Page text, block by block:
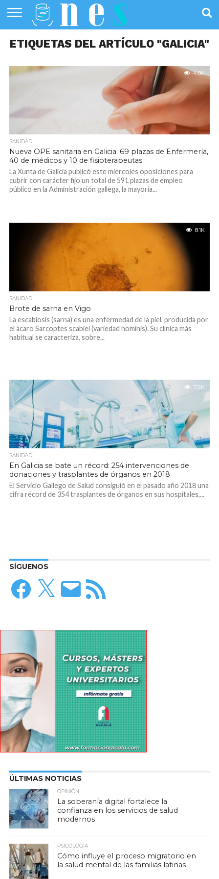
PÚBLICA
SANIDAD
INVESTIGACIÓN
ENTREVISTAS
PROFESIONALES
DE LA SALUD
INFOGRAFÍAS
DE SALUD
OPINIÓN
ETIQUETAS DEL ARTÍCULO "GALICIA"
4.0K
SANIDAD
Nueva OPE sanitaria en Galicia: 69 plazas de Enfermería,
40 de médicos y 10 de fisioterapeutas
La Xunta de Galicia publicó este miércoles oposiciones para
cubrir con carácter fijo un total de 591 plazas de empleo
público en la Administración gallega, la mayoría...
8.1K
SANIDAD
Brote de sarna en Vigo
La escabiosis (sarna) es una enfermedad de la piel, producida por
el ácaro Sarcoptes scabiei (variedad hominis). Su clínica más
habitual se caracteriza, sobre...
7.2K
SANIDAD
En Galicia se bate un récord: 254 intervenciones de
donaciones y trasplantes de órganos en 2018
El Servicio Gallego de Salud consiguió en el pasado año 2018 una
cifra récord de 354 trasplantes de órganos en sus hospitales,...
SÍGUENOS
Facebook
X
Correo
electrónico
Feed
RSS
ÚLTIMAS NOTICIAS
OPINIÓN
La soberanía digital fortalece la
confianza en los servicios de salud
modernos
PSICOLOGÍA
Cómo influye el proceso migratorio en
la salud mental de las familias latinas